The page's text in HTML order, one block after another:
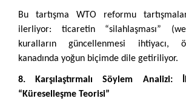
Bu tartışma WTO reformu
ilerliyor: ticaretin “silahlaşması”
kuralların güncellenmesi ihtiyacı,
kanadında yoğun biçimde dile getiriliyor.
8. Karşılaştırmalı Söylem Analizi:
“Küreselleşme Teorisi”